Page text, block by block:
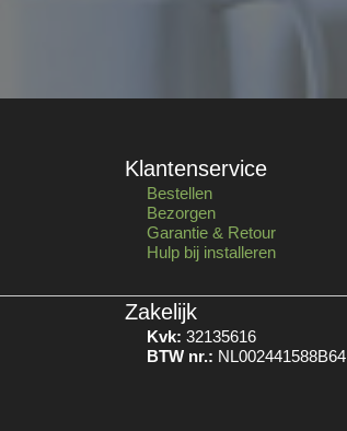
Klantenservice
Bestellen
Bezorgen
Garantie & Retour
Hulp bij installeren
Zakelijk
Kvk: 32135616
BTW nr.: NL002441588B64